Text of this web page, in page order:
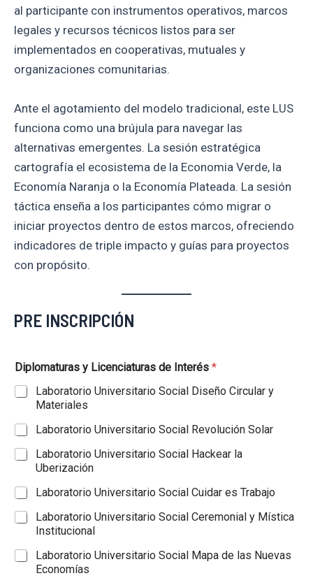
al participante con instrumentos operativos, marcos
legales y recursos técnicos listos para ser
implementados en cooperativas, mutuales y
organizaciones comunitarias.
Ante el agotamiento del modelo tradicional, este LUS
funciona como una brújula para navegar las
alternativas emergentes. La sesión estratégica
cartografía el ecosistema de la Economia Verde, la
Economía Naranja o la Economía Plateada. La sesión
táctica enseña a los participantes cómo migrar o
iniciar proyectos dentro de estos marcos, ofreciendo
indicadores de triple impacto y guías para proyectos
con propósito.
PRE INSCRIPCIÓN
Diplomaturas y Licenciaturas de Interés *
Laboratorio Universitario Social Diseño Circular y
Materiales
Laboratorio Universitario Social Revolución Solar
Laboratorio Universitario Social Hackear la
Uberización
Laboratorio Universitario Social Cuidar es Trabajo
Laboratorio Universitario Social Ceremonial y Mística
Institucional
Laboratorio Universitario Social Mapa de las Nuevas
Economías